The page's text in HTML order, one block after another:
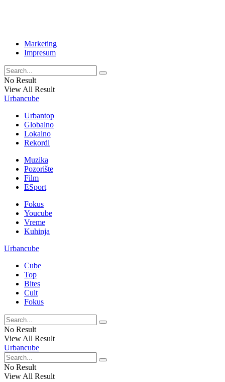
Marketing
Impresum
No Result
View All Result
Urbancube
Urbantop
Globalno
Lokalno
Rekordi
Muzika
Pozorište
Film
ESport
Fokus
Youcube
Vreme
Kuhinja
Urbancube
Cube
Top
Bites
Cult
Fokus
No Result
View All Result
Urbancube
No Result
View All Result